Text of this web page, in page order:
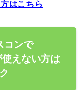
はこちら
コンで
えない方は